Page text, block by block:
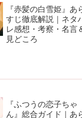
『赤髪の白雪姫』あ
すじ徹底解説｜ネタ
レ感想・考察・名言
見どころ
『ふつうの恋子ちゃ
ん』総合ガイド｜あ